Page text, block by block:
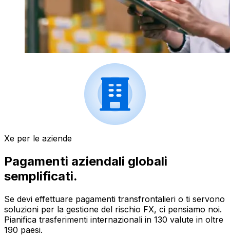
Xe per le aziende
Pagamenti aziendali globali
semplificati.
Se devi effettuare pagamenti transfrontalieri o ti servono
soluzioni per la gestione del rischio FX, ci pensiamo noi.
Pianifica trasferimenti internazionali in 130 valute in oltre
190 paesi.